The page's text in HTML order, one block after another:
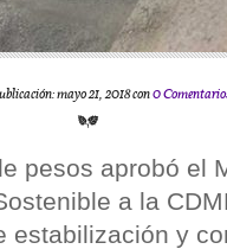
mayo 21, 2018 con0
pesos aprobó el
a la
estabilización y